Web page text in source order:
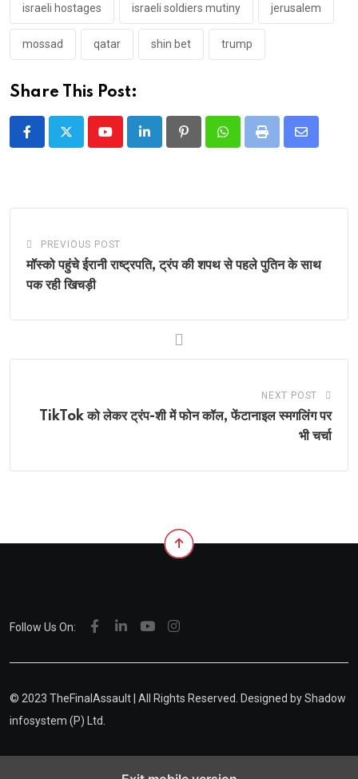
israeli hostages israeli soldiers mutiny jerusalem
mossad qatar shin bet trump
Share This Post:
YoutubeLinkedInPinterestWhatsappPrint
Share
PREVIOUS POST
मॉस्को पहुंचे ईरानी राष्ट्रपति, ट्रंप की शपथ से पहले पुतिन के साथ
पक रही खिचड़ी
NEXT POST
TikTok को लेकर ट्रंप-शी में फोन कॉल, फेंटानाइल स्मगलिंग पर
भी चर्चा
Follow Us On:
© 2023 TheFinalAssault | All Rights Reserved. Designed byShadow
infosystem (P) Ltd.